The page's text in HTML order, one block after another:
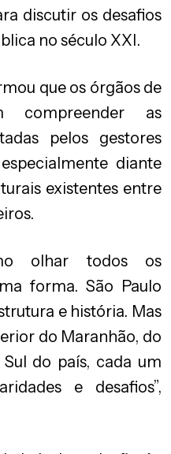
discutir os desafios
no século XXI.
que os órgãos de
compreender as
pelos gestores
diante
existentes entre
olhar todos os
forma. São Paulo
e história. Mas
do Maranhão, do
do país, cada um
e desafios”,